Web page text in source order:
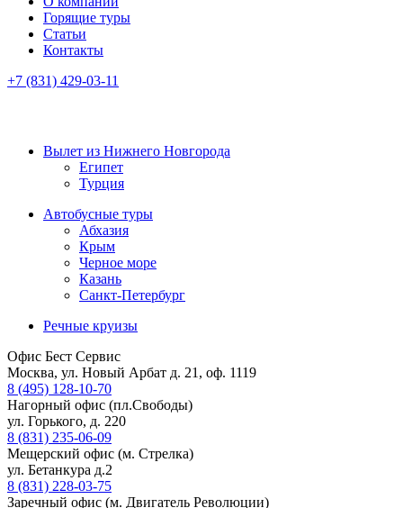
Горящие туры
Статьи
Контакты
+7 (831) 429-03-11
Вылет из Нижнего Новгорода
Египет
Турция
Автобусные туры
Абхазия
Крым
Черное море
Казань
Санкт-Петербург
Речные круизы
Офис Бест Сервис
Москва, ул. Новый Арбат д. 21, оф. 1119
8 (495) 128-10-70
Нагорный офис (пл.Свободы)
ул. Горького, д. 220
8 (831) 235-06-09
Мещерский офис (м. Стрелка)
ул. Бетанкура д.2
8 (831) 228-03-75
Заречный офис (м. Двигатель Революции)